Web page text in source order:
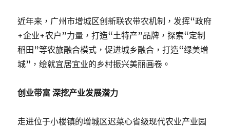
近年来，广州市增城区创新联农带农机制，发挥“政府
+企业+农户”力量，打造“土特产”品牌，探索“定制
稻田”等农旅融合模式，促进城乡融合，打造“绿美增
城”，绘就宜居宜业的乡村振兴美丽画卷。
创业带富 深挖产业发展潜力
走进位于小楼镇的增城区迟菜心省级现代农业产业园